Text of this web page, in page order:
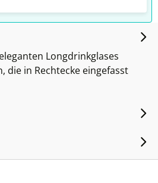
Longdrinkglases
die in Rechtecke eingefasst